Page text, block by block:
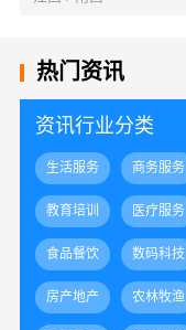
热门资讯
资讯行业分类
生活服务 商务服务
教育培训 医疗服务
食品餐饮 数码科技
房产地产 农林牧渔